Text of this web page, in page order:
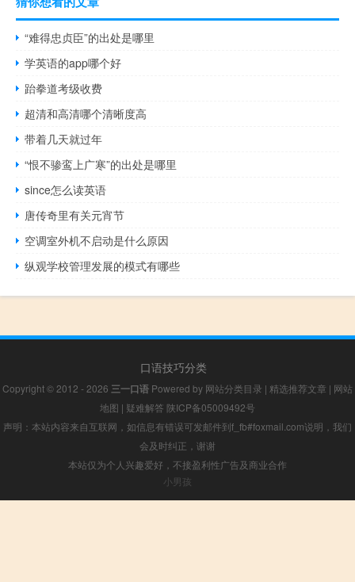
“难得忠贞臣”的出处是哪里
学英语的app哪个好
跆拳道考级收费
超清和高清哪个清晰度高
带着几天就过年
“恨不骖鸾上广寒”的出处是哪里
since怎么读英语
唐传奇里有关元宵节
空调室外机不启动是什么原因
纵观学校管理发展的模式有哪些
口语技巧分类
Copyright © 2012 - 2026 三一口语 Powered by 网站分类目录 | 精选推荐文章 | 网站
地图 | 疑难解答 陕ICP备05009492号
声明：本站内容来自互联网，如信息有错误可发邮件到f_fb#foxmail.com说明，我们
会及时纠正，谢谢
本站仅为个人兴趣爱好，不接盈利性广告及商业合作
小男孩